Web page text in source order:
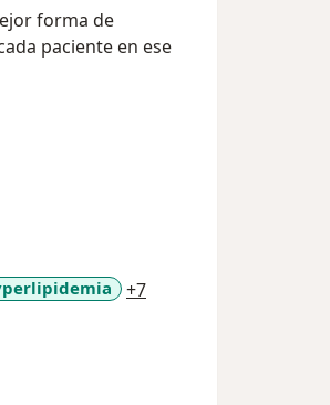
forma de
paciente en ese
+7a11y_sr_more_diseases